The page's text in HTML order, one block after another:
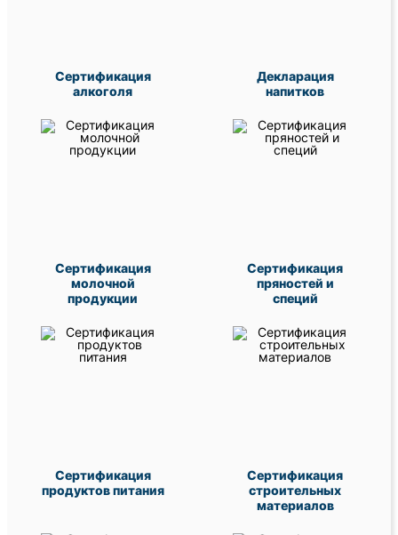
Сертификация
алкоголя
Декларация
напитков
Сертификация
молочной
продукции
Сертификация
пряностей и
специй
Сертификация
продуктов питания
Сертификация
строительных
материалов